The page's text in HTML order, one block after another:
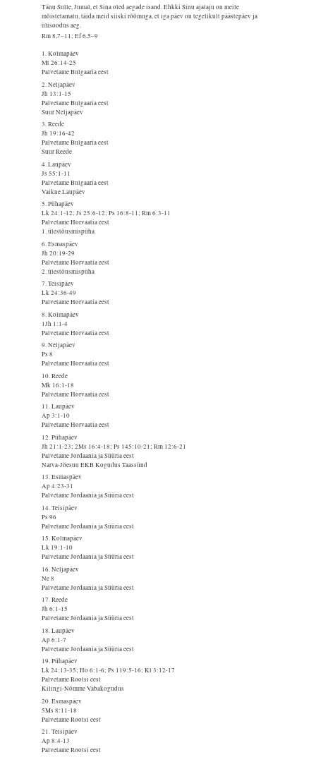
Tänu Sulle, Jumal, et Sina oled aegade isand. Ehkki Sinu ajataju on meile
mõistetamatu, täida meid siiski rõõmuga, et iga päev on tegelikult päästepäev ja
ülisoodus aeg.
Rm 8,7–11; Ef 6,5–9
1. Kolmapäev
Mt 26:14-25
Palvetame Bulgaaria eest
2. Neljapäev
Jh 13:1-15
Palvetame Bulgaaria eest
Suur Neljapäev
3. Reede
Jh 19:16-42
Palvetame Bulgaaria eest
Suur Reede
4. Laupäev
Js 55:1-11
Palvetame Bulgaaria eest
Vaikne Laupäev
5. Pühapäev
Lk 24:1-12; Js 25:6-12; Ps 16:8-11; Rm 6:3-11
Palvetame Horvaatia eest
1. ülestõusmispüha
6. Esmaspäev
Jh 20:19-29
Palvetame Horvaatia eest
2. ülestõusmispüha
7. Teisipäev
Lk 24:36-49
Palvetame Horvaatia eest
8. Kolmapäev
1Jh 1:1-4
Palvetame Horvaatia eest
9. Neljapäev
Ps 8
Palvetame Horvaatia eest
10. Reede
Mk 16:1-18
Palvetame Horvaatia eest
11. Laupäev
Ap 3:1-10
Palvetame Horvaatia eest
12. Pühapäev
Jh 21:1-23; 2Ms 16:4-18; Ps 145:10-21; Rm 12:6-21
Palvetame Jordaania ja Süüria eest
Narva-Jõesuu EKB Kogudus Taassünd
13. Esmaspäev
Ap 4:23-31
Palvetame Jordaania ja Süüria eest
14. Teisipäev
Ps 96
Palvetame Jordaania ja Süüria eest
15. Kolmapäev
Lk 19:1-10
Palvetame Jordaania ja Süüria eest
16. Neljapäev
Ne 8
Palvetame Jordaania ja Süüria eest
17. Reede
Jh 6:1-15
Palvetame Jordaania ja Süüria eest
18. Laupäev
Ap 6:1-7
Palvetame Jordaania ja Süüria eest
19. Pühapäev
Lk 24:13-35; Ho 6:1-6; Ps 119:5-16; Kl 3:12-17
Palvetame Rootsi eest
Kilingi-Nõmme Vabakogudus
20. Esmaspäev
5Ms 8:11-18
Palvetame Rootsi eest
21. Teisipäev
Ap 8:4-13
Palvetame Rootsi eest